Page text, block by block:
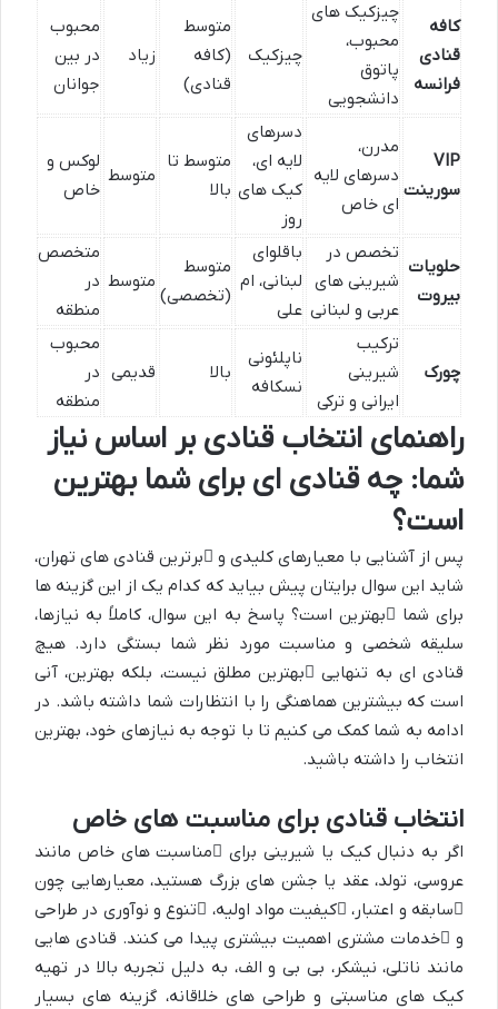
کافه
قنادی
فرانسه
چیزکیک های
محبوب،
پاتوق
دانشجویی
چیزکیک
متوسط
(کافه
قنادی)
زیاد
محبوب
در بین
جوانان
VIP
سورینت
مدرن،
دسرهای لایه
ای خاص
دسرهای
لایه ای،
کیک های
روز
متوسط تا
بالا
متوسط
لوکس و
خاص
حلویات
بیروت
تخصص در
شیرینی های
عربی و لبنانی
باقلوای
لبنانی، ام
علی
متوسط
(تخصصی)
متوسط
متخصص
در
منطقه
چورک
ترکیب
شیرینی
ایرانی و ترکی
ناپلئونی
نسکافه
بالا قدیمی
محبوب
در
منطقه
راهنمای انتخاب قنادی بر اساس نیاز
شما: چه قنادی ای برای شما بهترین
است؟
پس از آشنایی با معیارهای کلیدی و برترین قنادی های تهران،
شاید این سوال برایتان پیش بیاید که کدام یک از این گزینه ها
برای شما
بهترین است؟ پاسخ به این سوال، کاملاً به نیازها،
سلیقه شخصی و مناسبت مورد نظر شما بستگی دارد. هیچ
قنادی ای به تنهایی
بهترین مطلق نیست، بلکه بهترین، آنی
است که بیشترین هماهنگی را با انتظارات شما داشته باشد. در
ادامه به شما کمک می کنیم تا با توجه به نیازهای خود، بهترین
انتخاب را داشته باشید.
انتخاب قنادی برای مناسبت های خاص
اگر به دنبال کیک یا شیرینی برای مناسبت های خاص مانند
عروسی، تولد، عقد یا جشن های بزرگ هستید، معیارهایی چون
سابقه و اعتبار، کیفیت مواد اولیه،
تنوع و نوآوری در طراحی
و
خدمات مشتری اهمیت بیشتری پیدا می کنند. قنادی هایی
مانند ناتلی، نیشکر، بی بی و الف، به دلیل تجربه بالا در تهیه
کیک های مناسبتی و طراحی های خلاقانه، گزینه های بسیار